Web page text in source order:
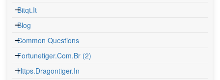
Bitqt.it
Blog
Common Questions
Fortunetiger.com.br (2)
Https.dragontiger.in